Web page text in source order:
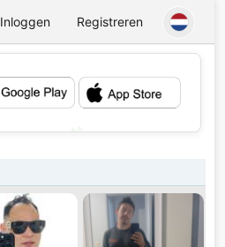
Inloggen Registreren